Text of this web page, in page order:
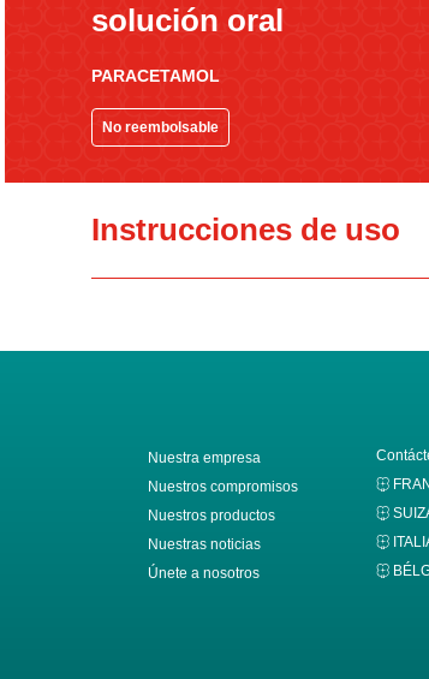
solución oral
PARACETAMOL
No reembolsable
Instrucciones de uso
Nuestra empresa
Nuestros compromisos
Nuestros productos
Nuestras noticias
Únete a nosotros